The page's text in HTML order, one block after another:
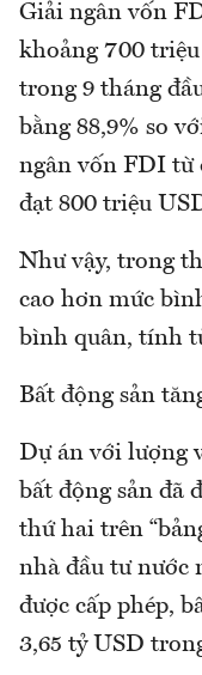
Giải ngân vốn
khoảng 700
trong 9 tháng
bằng 88,9% so
ngân vốn FDI từ
đạt 800 triệu
Như vậy, trong
cao hơn mức
bình quân, tính
Bất động sản
Dự án với lượng
bất động sản đã
thứ hai trên
nhà đầu tư nước
được cấp phép,
3,65 tỷ USD